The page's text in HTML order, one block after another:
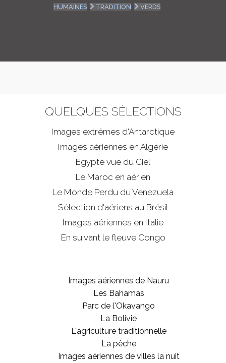
HUMAINES
TRADITION VERDS
QUELQUES SÉLECTIONS
Images extrêmes d'Antarctique
Images aériennes en Algérie
Egypte vue du Ciel
Le Maroc en aérien
Le Monde Perdu du Venezuela
Sélection d'aériens au Brésil
Images aériennes en Italie
En suivant le fleuve Congo
Images aériennes de Nauru
Les Bahamas
Parc de l'Okavango
La Bolivie
L'agriculture traditionnelle
La pêche
Images aériennes de villes la nuit